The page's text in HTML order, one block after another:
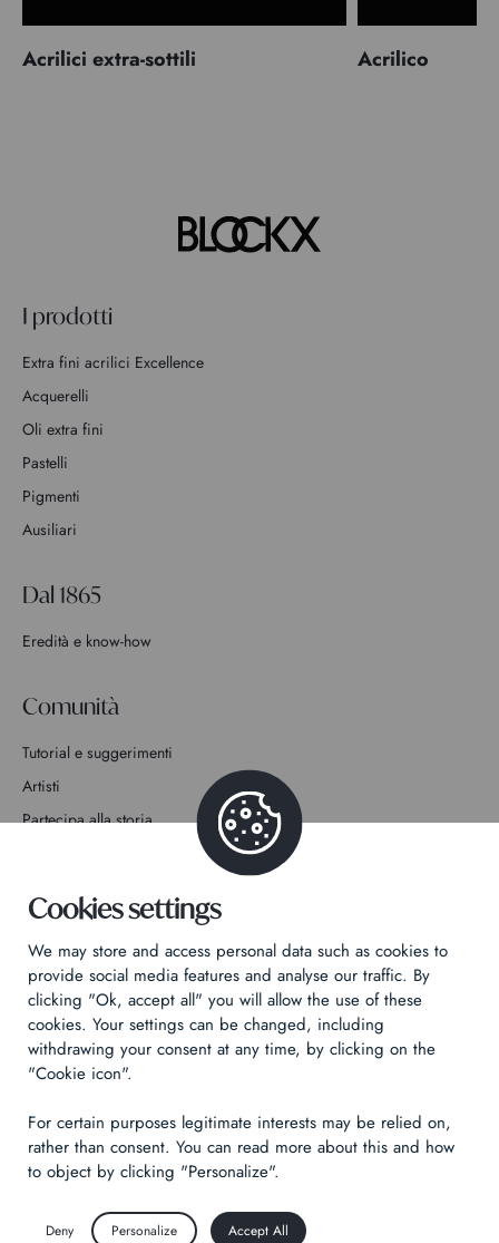
Acrilici extra-sottili Acrilico
I prodotti
Extra fini acrilici Excellence
Acquerelli
Oli extra fini
Pastelli
Pigmenti
Ausiliari
Dal 1865
Eredità e know-how
Comunità
Tutorial e suggerimenti
Artisti
Partecipa alla storia
Informativa sulla privacy
Informazioni legali
Technical & Legal informations
Made byIzhak
Cookies settings
We may store and access personal data such as cookies to
provide social media features and analyse our traffic. By
clicking "Ok, accept all" you will allow the use of these
cookies. Your settings can be changed, including
withdrawing your consent at any time, by clicking on the
"Cookie icon".
For certain purposes legitimate interests may be relied on,
rather than consent. You can read more about this and how
to object by clicking "Personalize".
Deny Personalize Accept All